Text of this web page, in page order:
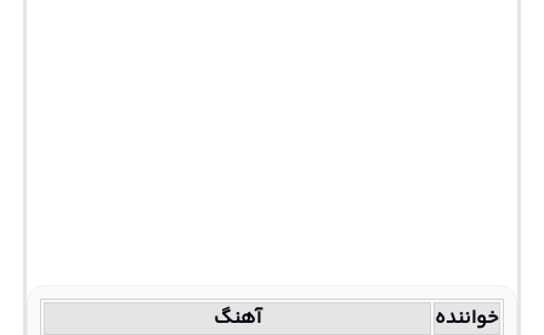
خواننده آهنگ